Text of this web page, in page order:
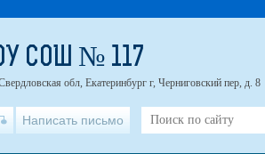
СОШ № 117
обл, Екатеринбург г, Черниговский пер, д. 8
Написать письмо